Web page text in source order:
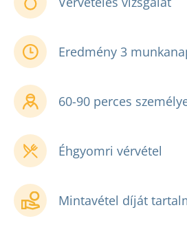
Eredmény 3
60-90 perces
Éhgyomri vérvétel
Mintavétel díját